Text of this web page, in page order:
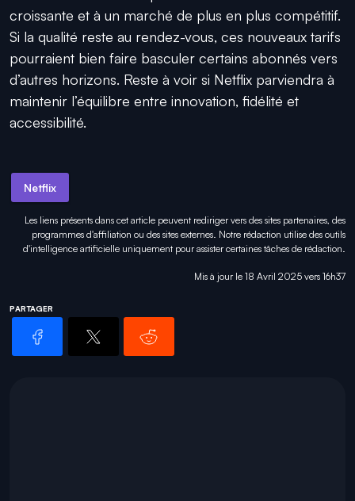
croissante et à un marché de plus en plus compétitif.
Si la qualité reste au rendez-vous, ces nouveaux tarifs
pourraient bien faire basculer certains abonnés vers
d’autres horizons. Reste à voir si Netflix parviendra à
maintenir l’équilibre entre innovation, fidélité et
accessibilité.
Netflix
Les liens présents dans cet article peuvent rediriger vers des sites partenaires, des
programmes d'affiliation ou des sites externes. Notre rédaction utilise des outils
d'intelligence artificielle uniquement pourassister certaines tâches de rédaction.
Mis à jour le 18 Avril 2025 vers 16h37
PARTAGER